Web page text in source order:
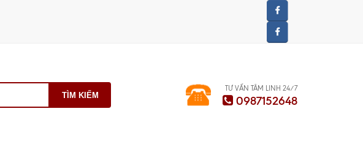
TÌM KIẾM
TƯ VẤN TÂM LINH 24/7
0987152648